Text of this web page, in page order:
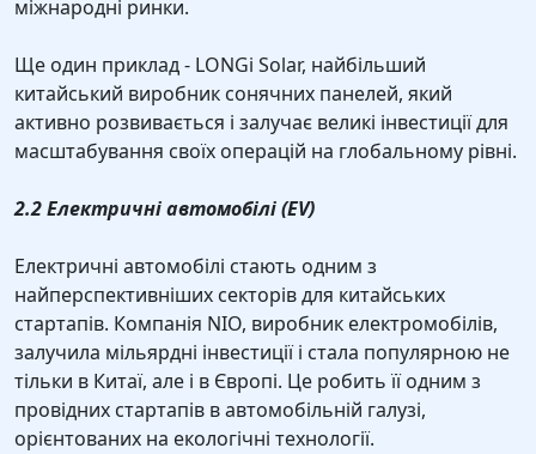
міжнародні ринки.
Ще один приклад - LONGi Solar, найбільший
китайський виробник сонячних панелей, який
активно розвивається і залучає великі інвестиції для
масштабування своїх операцій на глобальному рівні.
2.2 Електричні автомобілі (EV)
Електричні автомобілі стають одним з
найперспективніших секторів для китайських
стартапів. Компанія NIO, виробник електромобілів,
залучила мільярдні інвестиції і стала популярною не
тільки в Китаї, але і в Європі. Це робить її одним з
провідних стартапів в автомобільній галузі,
орієнтованих на екологічні технології.